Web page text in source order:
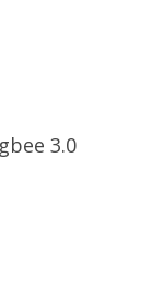
3.0